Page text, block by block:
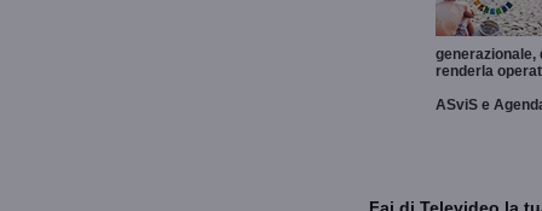
generazionale,
renderla
ASviS e